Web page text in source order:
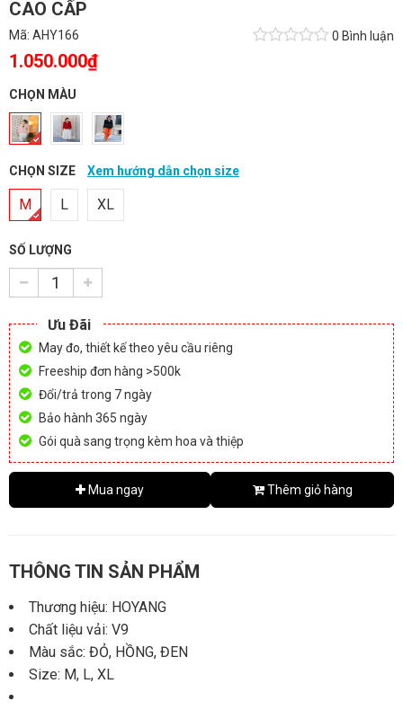
CAO CẤP
Mã: AHY166 0 Bình luận
1.050.000₫
CHỌN MÀU
CHỌN SIZE Xem hướng dẫn chọn size
M L XL
SỐ LƯỢNG
Ưu Đãi
May đo, thiết kế theo yêu cầu riêng
Freeship đơn hàng >500k
Đổi/trả trong 7 ngày
Bảo hành 365 ngày
Gói quà sang trọng kèm hoa và thiệp
Mua ngay Thêm giỏ hàng
THÔNG TIN SẢN PHẨM
Thương hiệu: HOYANG
Chất liệu vải: V9
Màu sắc: ĐỎ, HỒNG, ĐEN
Size: M, L, XL